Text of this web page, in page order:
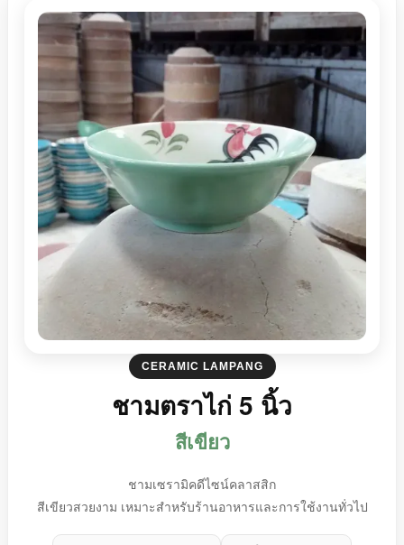
CERAMIC LAMPANG
ชามตราไก่ 5 นิ้ว
สีเขียว
ชามเซรามิคดีไซน์คลาสสิก
สีเขียวสวยงาม เหมาะสำหรับร้านอาหารและการใช้งานทั่วไป